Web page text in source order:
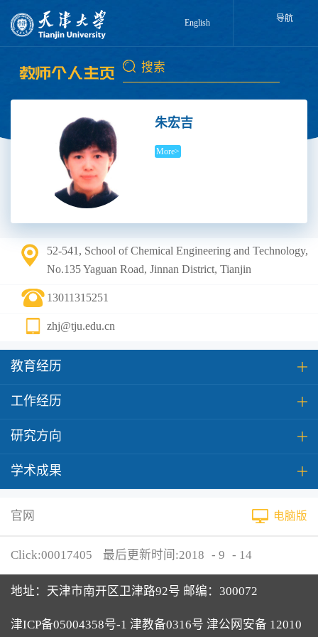
English 导航
朱宏吉
More>
52-541, School of Chemical Engineering and Technology,
No.135 Yaguan Road, Jinnan District, Tianjin
13011315251
zhj@tju.edu.cn
教育经历
工作经历
研究方向
学术成果
官网 电脑版
Click:00017405 最后更新时间:2018 - 9 - 14
地址：天津市南开区卫津路92号 邮编：300072
津ICP备05004358号-1 津教备0316号 津公网安备 12010